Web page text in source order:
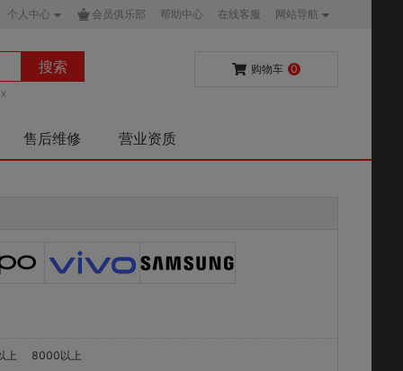
个人中心 会员俱乐部 帮助中心 在线客服 网站导航
搜索 购物车 0
售后维修 营业资质
上 8000以上